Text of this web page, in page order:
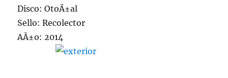
Disco: OtoÃ±al
Sello: Recolector
AÃ±o: 2014